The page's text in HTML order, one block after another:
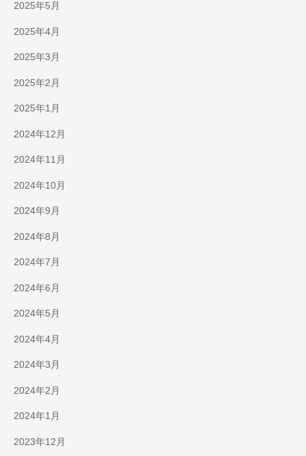
2025年5月
2025年4月
2025年3月
2025年2月
2025年1月
2024年12月
2024年11月
2024年10月
2024年9月
2024年8月
2024年7月
2024年6月
2024年5月
2024年4月
2024年3月
2024年2月
2024年1月
2023年12月